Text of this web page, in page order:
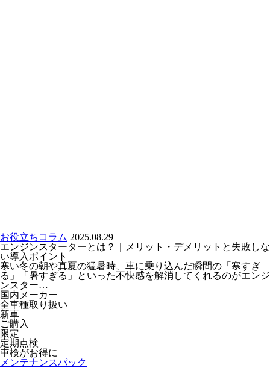
お役立ちコラム 2025.08.29
エンジンスターターとは？｜メリット・デメリットと失敗しな
い導入ポイント
寒い冬の朝や真夏の猛暑時、車に乗り込んだ瞬間の「寒すぎ
る」「暑すぎる」といった不快感を解消してくれるのがエンジ
ンスター…
国内メーカー
全車種取り扱い
新車
ご購入
限定
定期点検
車検がお得に
メンテナンスパック